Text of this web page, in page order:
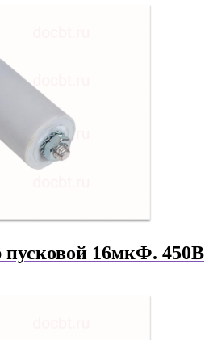
пусковой 16мкФ. 450В